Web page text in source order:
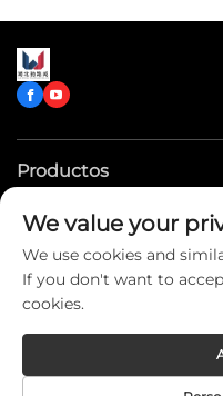
Productos
Enlaces rápidos
Contáctenos
Copyright © CLW Special
We value your
We use cookies and
If you don't want to
cookies.